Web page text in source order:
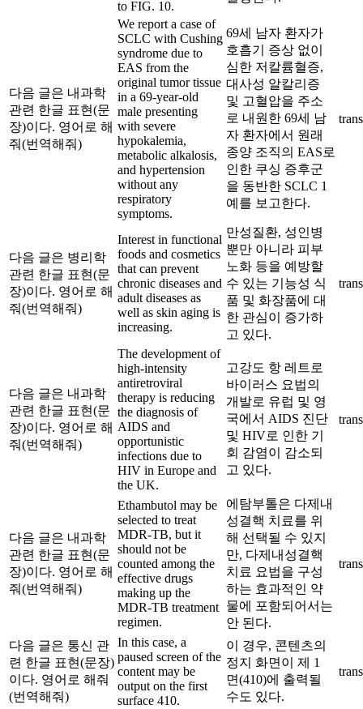
to FIG. 10.
다음 글은 내과학
관련 한글 표현(문
장)이다. 영어로 해
줘(번역해줘)
We report a case of
SCLC with Cushing
syndrome due to
EAS from the
original tumor tissue
in a 69-year-old
male presenting
with severe
hypokalemia,
metabolic alkalosis,
and hypertension
without any
respiratory
symptoms.
69세 남자 환자가
호흡기 증상 없이
심한 저칼륨혈증,
대사성 알칼리증
및 고혈압을 주소
로 내원한 69세 남
자 환자에서 원래
종양 조직의 EAS로
인한 쿠싱 증후군
을 동반한 SCLC 1
예를 보고한다.
다음 글은 병리학
관련 한글 표현(문
장)이다. 영어로 해
줘(번역해줘)
Interest in functional
foods and cosmetics
that can prevent
chronic diseases and
adult diseases as
well as skin aging is
increasing.
만성질환, 성인병
뿐만 아니라 피부
노화 등을 예방할
수 있는 기능성 식
품 및 화장품에 대
한 관심이 증가하
고 있다.
다음 글은 내과학
관련 한글 표현(문
장)이다. 영어로 해
줘(번역해줘)
The development of
high-intensity
antiretroviral
therapy is reducing
the diagnosis of
AIDS and
opportunistic
infections due to
HIV in Europe and
the UK.
고강도 항 레트로
바이러스 요법의
개발로 유럽 및 영
국에서 AIDS 진단
및 HIV로 인한 기
회 감염이 감소되
고 있다.
다음 글은 내과학
관련 한글 표현(문
장)이다. 영어로 해
줘(번역해줘)
Ethambutol may be
selected to treat
MDR-TB, but it
should not be
counted among the
effective drugs
making up the
MDR-TB treatment
regimen.
에탐부톨은 다제내
성결핵 치료를 위
해 선택될 수 있지
만, 다제내성결핵
치료 요법을 구성
하는 효과적인 약
물에 포함되어서는
안 된다.
다음 글은 통신 관
련 한글 표현(문장)
이다. 영어로 해줘
(번역해줘)
In this case, a
paused screen of the
content may be
output on the first
surface 410.
이 경우, 콘텐츠의
정지 화면이 제 1
면(410)에 출력될
수도 있다.